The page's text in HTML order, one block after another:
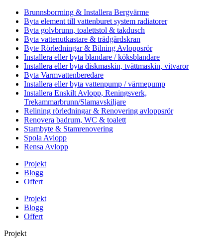
Brunnsborrning & Installera Bergvärme
Byta element till vattenburet system radiatorer
Byta golvbrunn, toalettstol & takdusch
Byta vattenutkastare & trädgårdskran
Byte Rörledningar & Bilning Avloppsrör
Installera eller byta blandare / köksblandare
Installera eller byta diskmaskin, tvättmaskin, vitvaror
Byta Varmvattenberedare
Installera eller byta vattenpump / värmepump
Installera Enskilt Avlopp, Reningsverk,
Trekammarbrunn/Slamavskiljare
Relining rörledningar & Renovering avloppsrör
Renovera badrum, WC & toalett
Stambyte & Stamrenovering
Spola Avlopp
Rensa Avlopp
Projekt
Blogg
Offert
Projekt
Blogg
Offert
Projekt